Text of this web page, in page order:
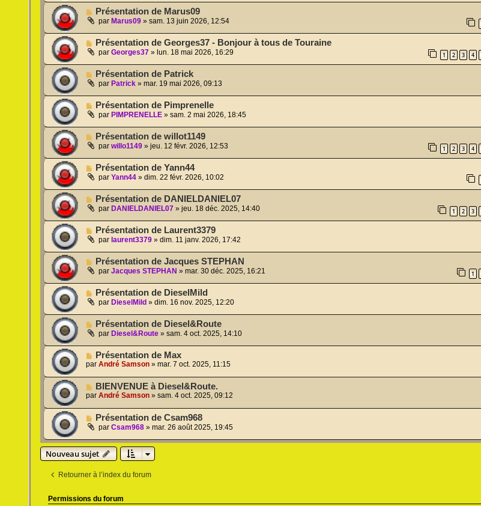
Présentation de Marus09
par Marus09 »sam. 13 juin 2026, 12:54
Présentation de Georges37 - Bonjour à tous de Touraine
parGeorges37 » lun. 18 mai 2026, 16:29 1 2 3 4
Présentation de Patrick
par Patrick »mar. 19 mai 2026, 09:13
Présentation de Pimprenelle
par PIMPRENELLE »sam. 2 mai 2026, 18:45
Présentation de willot1149
parwillo1149 »jeu. 12 févr. 2026, 12:53 1 2 3 4
Présentation de Yann44
parYann44 »dim. 22 févr. 2026, 10:02
Présentation de DANIELDANIEL07
par DANIELDANIEL07 »jeu. 18 déc. 2025, 14:40 1 2 3
Présentation de Laurent3379
par laurent3379 »dim. 11 janv. 2026, 17:42
Présentation de Jacques STEPHAN
parJacques STEPHAN »mar. 30 déc. 2025, 16:21 1
Présentation de DieselMild
par DieselMild »dim. 16 nov. 2025, 12:20
Présentation de Diesel&Route
par Diesel&Route »sam. 4 oct. 2025, 14:10
Présentation de Max
parAndré Samson »mar. 7 oct. 2025, 11:15
BIENVENUE à Diesel&Route.
parAndré Samson »sam. 4 oct. 2025, 09:12
Présentation de Csam968
parCsam968 »mar. 26 août 2025, 19:45
Nouveau sujet
Retourner à l’index du forum
Permissions du forum